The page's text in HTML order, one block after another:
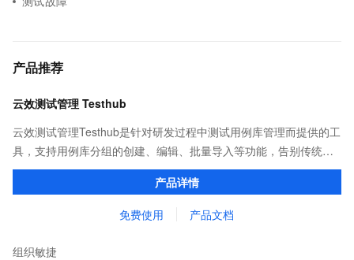
产品推荐
云效测试管理 Testhub
云效测试管理Testhub是针对研发过程中测试用例库管理而提供的工
具，支持用例库分组的创建、编辑、批量导入等功能，告别传统项
目管理中测试用例重复撰写、用例信息共享不易的问题，成为测试
产品详情
免费使用 产品文档
组织敏捷